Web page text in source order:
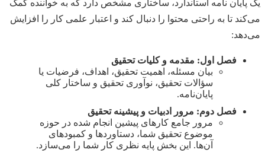
یک پایان نامه استاندارد، ساختاری مشخص دارد که به خواننده کمک
می‌کند تا به راحتی محتوا را دنبال کند و اعتبار علمی کار را افزایش
می‌دهد:
فصل اول: مقدمه و کلیات تحقیق
بیان مسئله، اهمیت تحقیق، اهداف، فرضیات یا
سؤالات تحقیق، نوآوری تحقیق و ساختار کلی
پایان‌نامه.
فصل دوم: مرور ادبیات و پیشینه تحقیق
مرور جامع کارهای پیشین انجام شده در حوزه
موضوع تحقیق شما، دستاوردها و کمبودهای
آن‌ها. این بخش پایه نظری کار شما را می‌سازد.